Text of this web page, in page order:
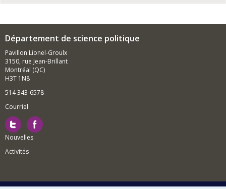
Département de science politique
Pavillon Lionel-Groulx
3150, rue Jean-Brillant
Montréal (QC)
H3T 1N8
514 343-6578
Courriel
Nouvelles
Activités